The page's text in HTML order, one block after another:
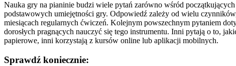
Nauka gry na pianinie budzi wiele pytań zarówno wśród
podstawowych umiejętności gry. Odpowiedź zależy od wielu
miesiącach regularnych ćwiczeń. Kolejnym powszechnym pytaniem
dorosłych pragnących nauczyć się tego instrumentu. Inni pytają o to,
papierowe, inni korzystają z kursów online lub aplikacji mobilnych.
Sprawdź koniecznie: